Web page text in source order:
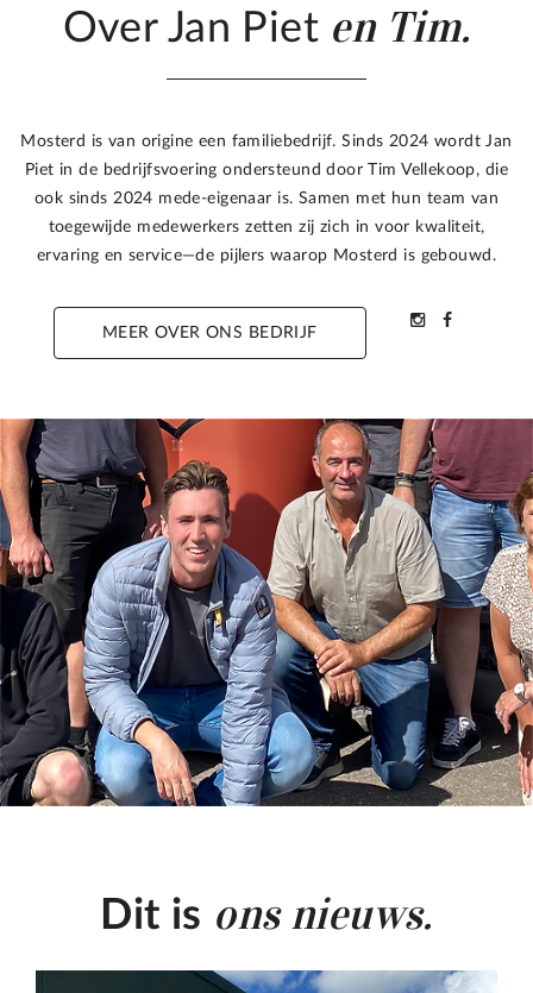
Over Jan Piet en Tim.
Mosterd is van origine een familiebedrijf. Sinds 2024 wordt Jan
Piet in de bedrijfsvoering ondersteund door Tim Vellekoop, die
ook sinds 2024 mede-eigenaar is. Samen met hun team van
toegewijde medewerkers zetten zij zich in voor kwaliteit,
ervaring en service—de pijlers waarop Mosterd is gebouwd.
MEER OVER ONS BEDRIJF
Dit is ons nieuws.